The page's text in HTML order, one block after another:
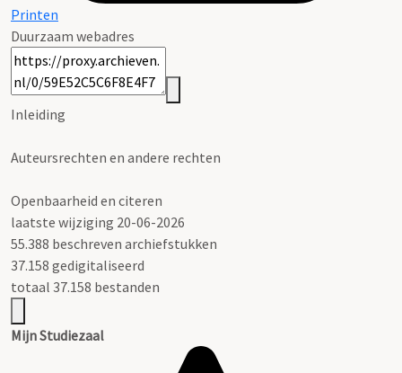
Printen
Duurzaam webadres
Inleiding
Auteursrechten en andere rechten
Openbaarheid en citeren
laatste wijziging 20-06-2026
55.388 beschreven archiefstukken
37.158 gedigitaliseerd
totaal 37.158 bestanden
Mijn Studiezaal